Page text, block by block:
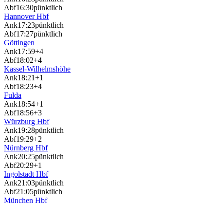
Abf16:30pünktlich
Hannover Hbf
Ank17:23pünktlich
Abf17:27pünktlich
Göttingen
Ank17:59+4
Abf18:02+4
Kassel-Wilhelmshöhe
Ank18:21+1
Abf18:23+4
Fulda
Ank18:54+1
Abf18:56+3
Würzburg Hbf
Ank19:28pünktlich
Abf19:29+2
Nürnberg Hbf
Ank20:25pünktlich
Abf20:29+1
Ingolstadt Hbf
Ank21:03pünktlich
Abf21:05pünktlich
München Hbf